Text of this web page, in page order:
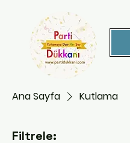
Ana Sayfa Kutlama
Filtrele: